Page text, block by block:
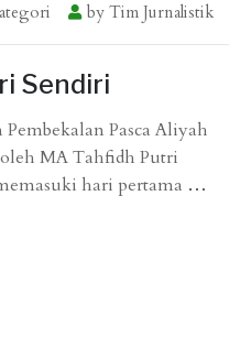
by Tim Jurnalistik
Sendiri
Pasca Aliyah
MA Tahfidh Putri
hari pertama …